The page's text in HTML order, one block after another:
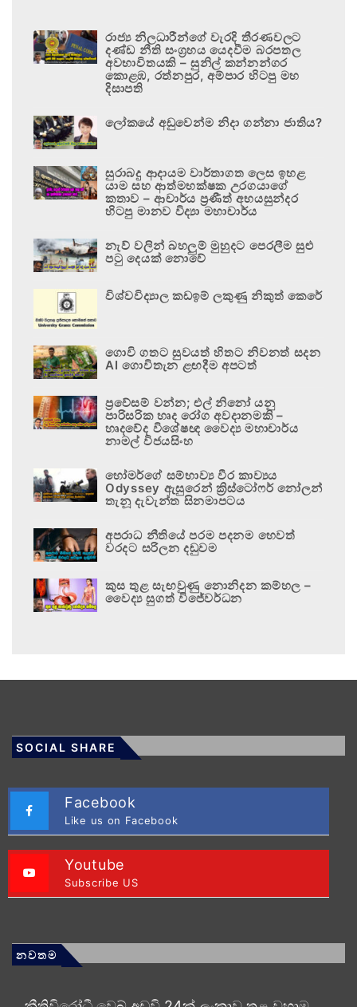
රාජ්‍ය නිලධාරීන්ගේ වැරදි තීරණවලට
දණ්ඩ නීති සංග්‍රහය යෙදවීම බරපතල
අවභාවිතයකි – සුනිල් කන්නන්ගර
කොළඹ, රත්නපුර, අම්පාර හිටපු මහ
දිසාපති
ලෝකයේ අඩුවෙන්ම නිදා ගන්නා ජාතිය?
සුරාබදු ආදායම වාර්තාගත ලෙස ඉහළ
යාම සහ ආත්මභක්ෂක උරගයාගේ
කතාව – ආචාර්ය ප්‍රණීත් අභයසුන්දර
හිටපු මානව විද්‍යා මහාචාර්ය
නැව් වලින් බහලුම් මුහුදට පෙරලීම සුළු
පටු දෙයක් නොවේ
විශ්වවිද්‍යාල කඩඉම් ලකුණු නිකුත් කෙරේ
ගොවි ගතට සුවයත් හිතට නිවනත් සදන
AI ගොවිතැන ළඟදීම අපටත්
ප්‍රවේසම් වන්න; එල් නිනෝ යනු
පාරිසරික හෘද රෝග අවදානමකි –
හෘදවේද විශේෂඥ වෛද්‍ය මහාචාර්ය
නාමල් විජයසිංහ
හෝමර්ගේ සම්භාව්‍ය වීර කාව්‍යය
Odyssey ඇසුරෙන් ක්‍රිස්ටෝෆර් නෝලන්
තැනූ දැවැන්ත සිනමාපටය
අපරාධ නීතියේ පරම පදනම හෙවත්
වරදට සරිලන දඬුවම
කුස තුළ සැඟවුණු නොනිදන කම්හල –
වෛද්‍ය සුගත් විජේවර්ධන
SOCIAL SHARE
Facebook
Like us on Facebook
Youtube
Subscribe US
නවතම